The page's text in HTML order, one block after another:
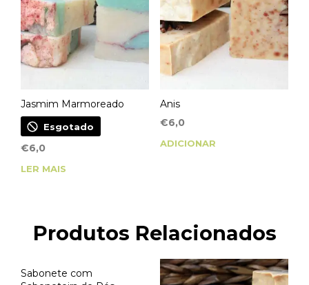
Jasmim Marmoreado
Esgotado
€6,0
LER MAIS
Anis
€6,0
ADICIONAR
Produtos Relacionados
Sabonete com